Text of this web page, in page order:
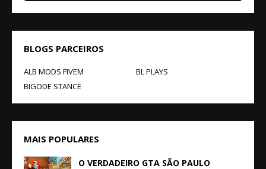
BLOGS PARCEIROS
ALB MODS FIVEM
BL PLAYS
BIGODE STANCE
MAIS POPULARES
O VERDADEIRO GTA SÃO PAULO